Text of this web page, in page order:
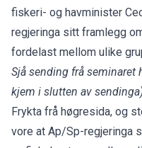
fiskeri- og havminister
regjeringa sitt framlegg
fordelast mellom ulike
Sjå sending frå seminaret
kjem i slutten av
Frykta frå høgresida, og
vore at Ap/Sp-regjeringa